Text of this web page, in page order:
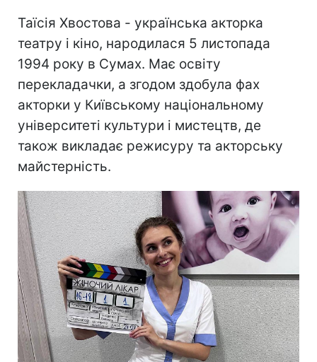
Таїсія Хвостова - українська акторка
театру і кіно, народилася 5 листопада
1994 року в Сумах. Має освіту
перекладачки, а згодом здобула фах
акторки у Київському національному
університеті культури і мистецтв, де
також викладає режисуру та акторську
майстерність.